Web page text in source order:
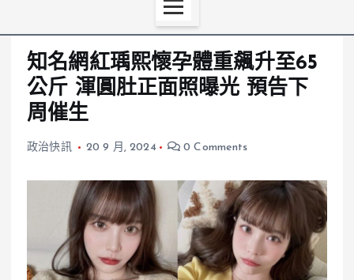
知名網紅瑀熙懷孕體重飆升至65
公斤 渾圓肚正面照曝光 預告下
周催生
政治快訊 20 9 月, 2024 0 Comments